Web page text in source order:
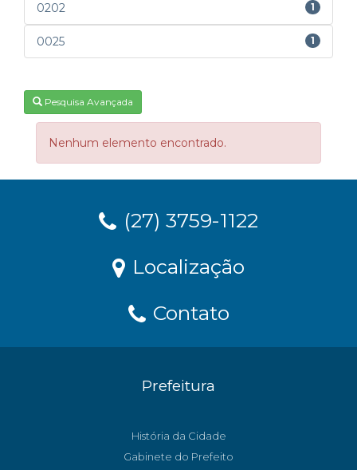
0202 1
0025 1
Pesquisa Avançada
Nenhum elemento encontrado.
(27) 3759-1122
Localização
Contato
Prefeitura
História da Cidade
Gabinete do Prefeito